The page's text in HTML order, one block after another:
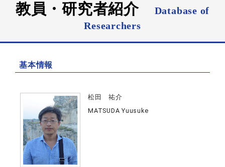
教員・研究者紹介
Database of
Researchers
基本情報
松田 祐介
MATSUDA Yuusuke